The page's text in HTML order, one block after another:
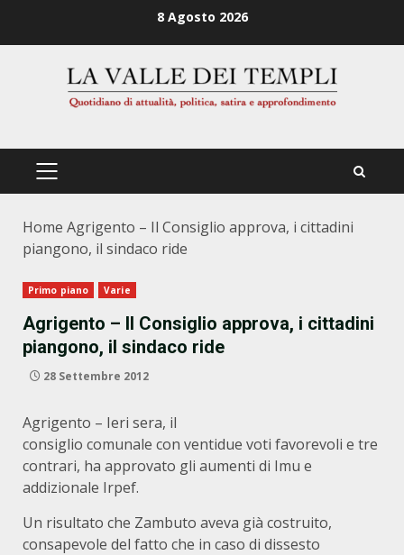
8 Agosto 2026
PRIMÄRES
Home Agrigento – Il Consiglio approva, i cittadini
piangono, il sindaco ride
Primo piano Varie
Agrigento – Il Consiglio approva, i cittadini
piangono, il sindaco ride
28 Settembre 2012
Agrigento – Ieri sera, il
consiglio comunale con ventidue voti favorevoli e tre
contrari, ha approvato gli aumenti di Imu e
addizionale Irpef.
Un risultato che Zambuto aveva già costruito,
consapevole del fatto che in caso di dissesto